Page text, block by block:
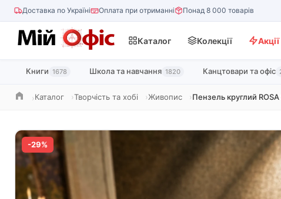
Доставка по Україні Оплата при отриманні Понад 8 000 товарів
Каталог Колекції Акції
Книги 1678 Школа та навчання 1820 Канцтовари та офіс
ГоловнаКаталог Творчість та хобі Живопис Пензель круглий
-29%